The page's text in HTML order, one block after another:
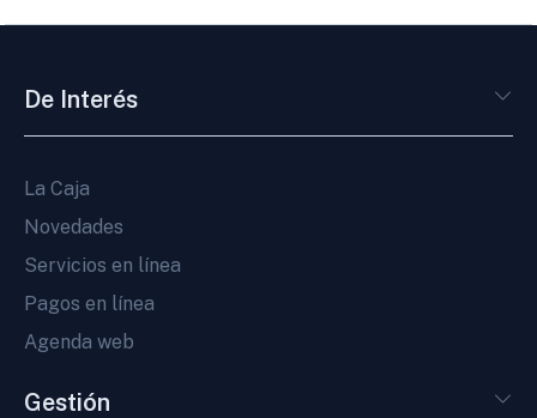
De Interés
La Caja
Novedades
Servicios en línea
Pagos en línea
Agenda web
Gestión